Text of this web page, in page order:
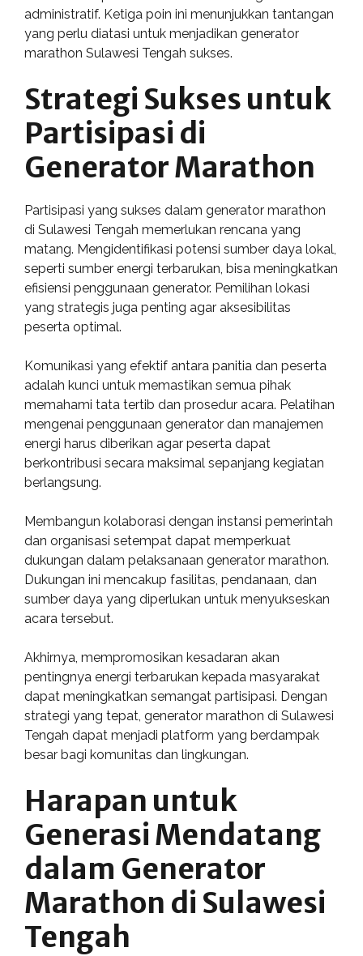
administratif. Ketiga poin ini menunjukkan tantangan
yang perlu diatasi untuk menjadikan generator
marathon Sulawesi Tengah sukses.
Strategi Sukses untuk
Partisipasi di
Generator Marathon
Partisipasi yang sukses dalam generator marathon
di Sulawesi Tengah memerlukan rencana yang
matang. Mengidentifikasi potensi sumber daya lokal,
seperti sumber energi terbarukan, bisa meningkatkan
efisiensi penggunaan generator. Pemilihan lokasi
yang strategis juga penting agar aksesibilitas
peserta optimal.
Komunikasi yang efektif antara panitia dan peserta
adalah kunci untuk memastikan semua pihak
memahami tata tertib dan prosedur acara. Pelatihan
mengenai penggunaan generator dan manajemen
energi harus diberikan agar peserta dapat
berkontribusi secara maksimal sepanjang kegiatan
berlangsung.
Membangun kolaborasi dengan instansi pemerintah
dan organisasi setempat dapat memperkuat
dukungan dalam pelaksanaan generator marathon.
Dukungan ini mencakup fasilitas, pendanaan, dan
sumber daya yang diperlukan untuk menyukseskan
acara tersebut.
Akhirnya, mempromosikan kesadaran akan
pentingnya energi terbarukan kepada masyarakat
dapat meningkatkan semangat partisipasi. Dengan
strategi yang tepat, generator marathon di Sulawesi
Tengah dapat menjadi platform yang berdampak
besar bagi komunitas dan lingkungan.
Harapan untuk
Generasi Mendatang
dalam Generator
Marathon di Sulawesi
Tengah